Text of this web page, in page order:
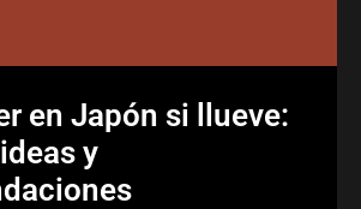
en Japón si llueve:
y